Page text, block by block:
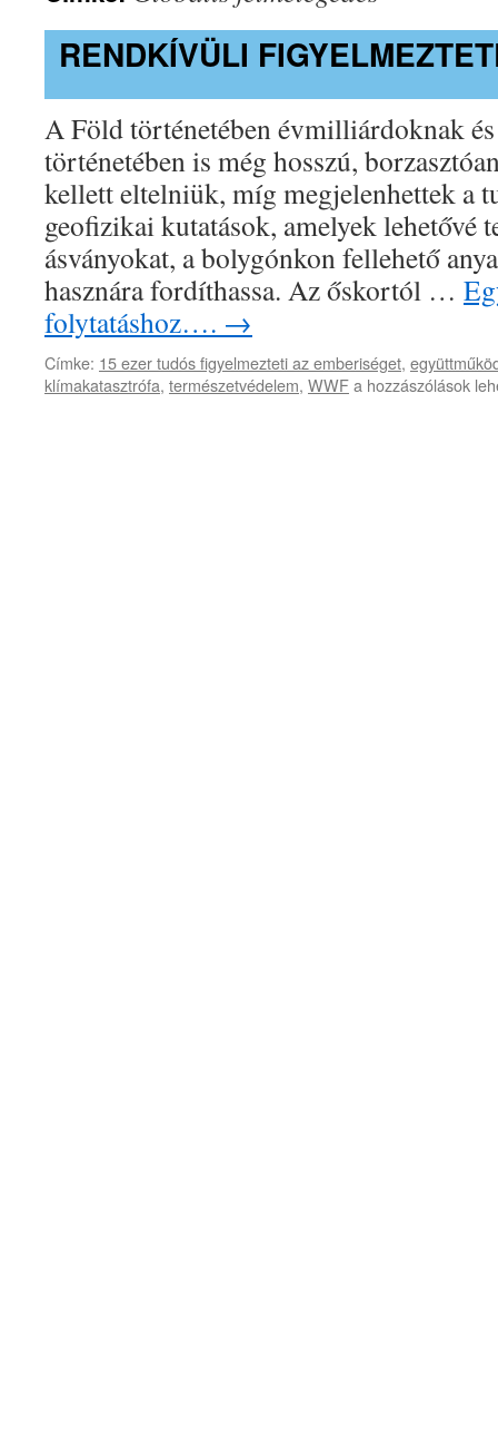
RENDKÍVÜLI
A Föld történetében évmilliárdoknak
történetében is még hosszú,
kellett eltelniük, míg megjelenhettek a
geofizikai kutatások, amelyek lehetővé
ásványokat, a bolygónkon fellehető
hasznára fordíthassa. Az őskortól …
folytatáshoz…. →
Címke: 15 ezer tudós figyelmezteti az emberiséget,
klímakatasztrófa, természetvédelem, WWFRendkívüli
a hozzászólások